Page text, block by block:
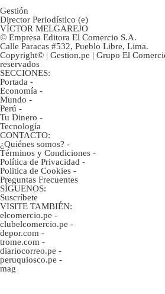
Gestión
Director Periodístico (e)
VÍCTOR MELGAREJO
© Empresa Editora El Comercio S.A.
Calle Paracas #532, Pueblo Libre, Lima.
Copyright© | Gestion.pe | Grupo El
reservados
SECCIONES:
Portada -
Economía -
Mundo -
Perú -
Tu Dinero -
Tecnología
CONTACTO:
¿Quiénes somos? -
Términos y Condiciones -
Política de Privacidad -
Politica de Cookies -
Preguntas Frecuentes
SÍGUENOS:
Suscríbete
VISITE TAMBIÉN:
elcomercio.pe -
clubelcomercio.pe -
depor.com -
trome.com -
diariocorreo.pe -
peruquiosco.pe -
mag